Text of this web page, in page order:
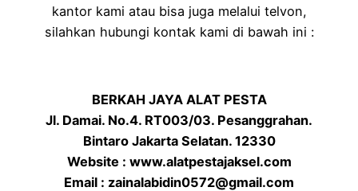
kantor kami atau bisa juga melalui telvon,
silahkan hubungi kontak kami di bawah ini :
BERKAH JAYA ALAT PESTA
Jl. Damai. No.4. RT003/03. Pesanggrahan.
Bintaro Jakarta Selatan. 12330
Website : www.alatpestajaksel.com
Email : zainalabidin0572@gmail.com